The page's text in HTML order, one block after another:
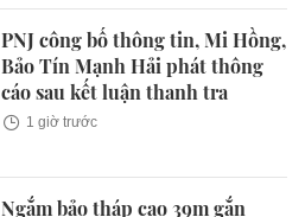
PNJ công bố thông tin, Mi Hồng,
Bảo Tín Mạnh Hải phát thông
cáo sau kết luận thanh tra
1 giờ trước
Ngắm bảo tháp cao 39m gắn